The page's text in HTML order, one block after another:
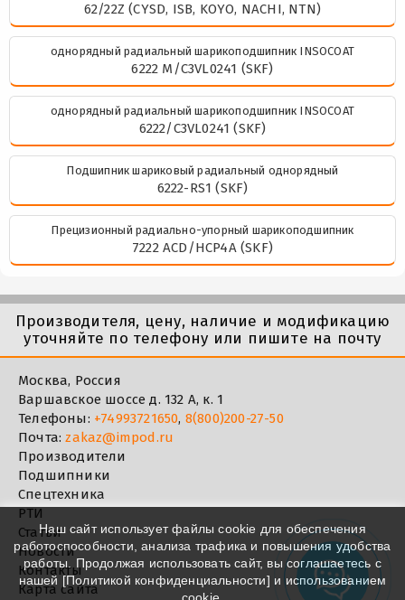
62/22Z (CYSD, ISB, KOYO, NACHI, NTN)
однорядный радиальный шарикоподшипник INSOCOAT
6222 M/C3VL0241 (SKF)
однорядный радиальный шарикоподшипник INSOCOAT
6222/C3VL0241 (SKF)
Подшипник шариковый радиальный однорядный
6222-RS1 (SKF)
Прецизионный радиально-упорный шарикоподшипник
7222 ACD/HCP4A (SKF)
Производителя, цену, наличие и модификацию
уточняйте по телефону или пишите на почту
Москва, Россия
Варшавское шоссе д. 132 А, к. 1
Телефоны: +74993721650, 8(800)200-27-50
Почта:zakaz@impod.ru
Производители
Подшипники
Спецтехника
РТИ
Статьи
Новости
Контакты
Карта сайта
Наш сайт использует файлы cookie для обеспечения
работоспособности, анализа трафика и повышения удобства
работы. Продолжая использовать сайт, вы соглашаетесь с
нашей [Политикой конфиденциальности] и использованием